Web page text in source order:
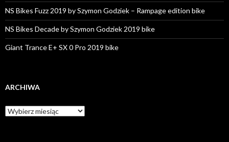
NS Bikes Fuzz 2019 by Szymon Godziek – Rampage edition bike
NS Bikes Decade by Szymon Godziek 2019 bike
Giant Trance E+ SX 0 Pro 2019 bike
ARCHIWA
A
r